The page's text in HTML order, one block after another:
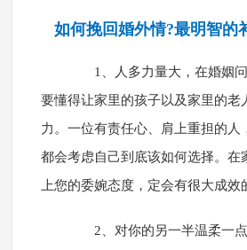
如何挽回婚外情?最明智的
1、人多力量大，在婚姻问
要懂得让家里的孩子以及家里的老
力。一位有责任心、肩上重担的人
都会考虑自己到底该如何选择。在
上您的委婉态度，定会有很大成效
2、对你的另一半温柔一点